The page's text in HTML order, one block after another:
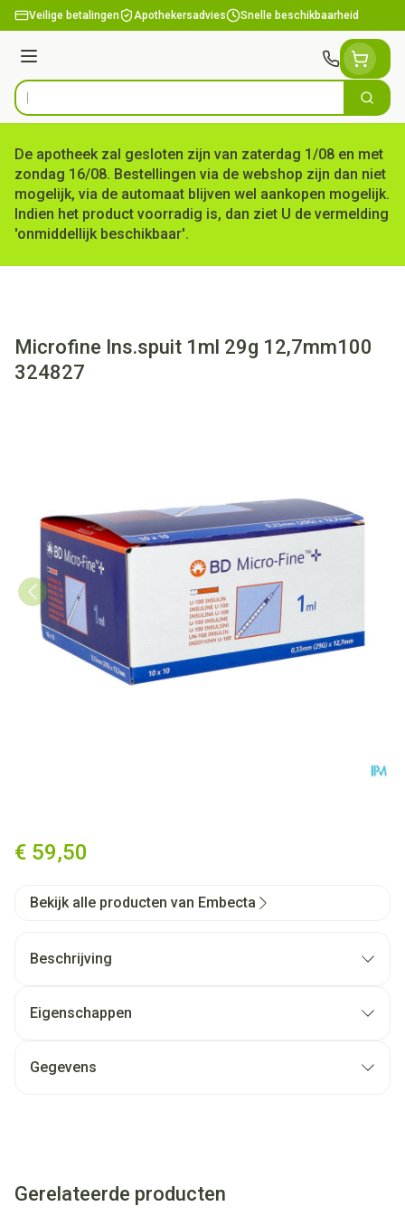
Ga naar de inhoud
Veilige betalingen Apothekersadvies Snelle beschikbaarheid
Menu
Product, merk, categorie... Zoek
De apotheek zal gesloten zijn van zaterdag 1/08 en met
zondag 16/08. Bestellingen via de webshop zijn dan niet
mogelijk, via de automaat blijven wel aankopen mogelijk.
Indien het product voorradig is, dan ziet U de vermelding
'onmiddellijk beschikbaar'.
Microfine Ins.spuit 1ml 29g 12,7mm100
324827
€ 59,50
Bekijk alle producten van Embecta
Beschrijving
Eigenschappen
Gegevens
Gerelateerde producten